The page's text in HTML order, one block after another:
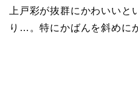
上戸彩が抜群にかわいいと
り…。特にかばんを斜めに